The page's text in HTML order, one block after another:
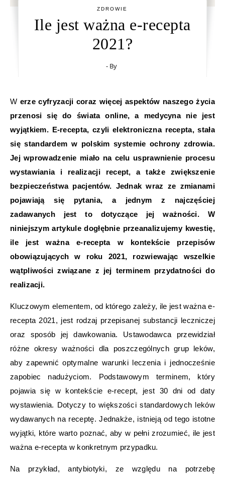
ZDROWIE
Ile jest ważna e-recepta
2021?
- By
W erze cyfryzacji coraz więcej aspektów naszego życia
przenosi się do świata online, a medycyna nie jest
wyjątkiem. E-recepta, czyli elektroniczna recepta, stała
się standardem w polskim systemie ochrony zdrowia.
Jej wprowadzenie miało na celu usprawnienie procesu
wystawiania i realizacji recept, a także zwiększenie
bezpieczeństwa pacjentów. Jednak wraz ze zmianami
pojawiają się pytania, a jednym z najczęściej
zadawanych jest to dotyczące jej ważności. W
niniejszym artykule dogłębnie przeanalizujemy kwestię,
ile jest ważna e-recepta w kontekście przepisów
obowiązujących w roku 2021, rozwiewając wszelkie
wątpliwości związane z jej terminem przydatności do
realizacji.
Kluczowym elementem, od którego zależy, ile jest ważna e-
recepta 2021, jest rodzaj przepisanej substancji leczniczej
oraz sposób jej dawkowania. Ustawodawca przewidział
różne okresy ważności dla poszczególnych grup leków,
aby zapewnić optymalne warunki leczenia i jednocześnie
zapobiec nadużyciom. Podstawowym terminem, który
pojawia się w kontekście e-recept, jest 30 dni od daty
wystawienia. Dotyczy to większości standardowych leków
wydawanych na receptę. Jednakże, istnieją od tego istotne
wyjątki, które warto poznać, aby w pełni zrozumieć, ile jest
ważna e-recepta w konkretnym przypadku.
Na przykład, antybiotyki, ze względu na potrzebę